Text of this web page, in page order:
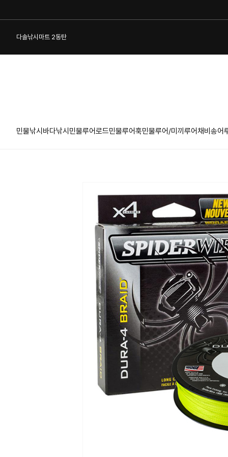
다솔낚시마트 2동탄
민물낚시 바다낚시 민물루어로드민물루어훅민물루어/미끼 루어채비 송어